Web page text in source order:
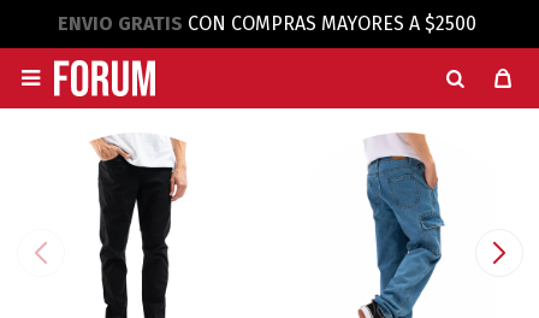
ENVIO GRATIS CON COMPRAS MAYORES A $2500
